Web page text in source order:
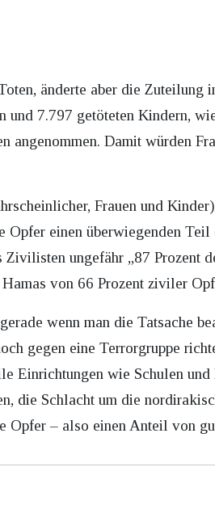
änderte aber die Zuteilung
und 7.797 getöteten Kindern,
angenommen. Damit würden
Frauen und
einen überwiegenden
ungefähr „87 Prozent
von 66 Prozent ziviler
wenn man die Tatsache
gegen eine Terrorgruppe
Einrichtungen wie Schulen
die Schlacht um die
– also einen Anteil von